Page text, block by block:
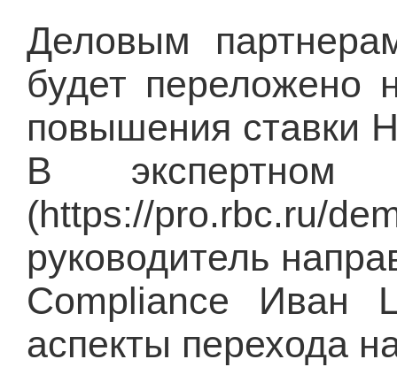
Деловым
будет переложено
повышения ставки
В
(https://pro.rbc.ru/
руководитель
Compliance Иван
аспекты перехода